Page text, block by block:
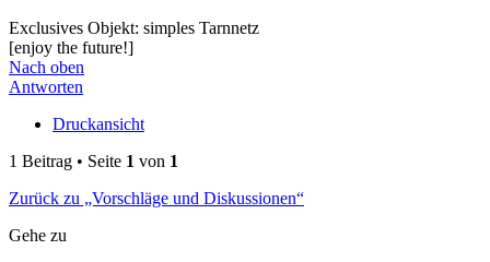
Exclusives Objekt: simples Tarnnetz
[enjoy the future!]
Nach oben
Antworten
Druckansicht
1 Beitrag • Seite 1 von 1
Zurück zu „Vorschläge und Diskussionen“
Gehe zu